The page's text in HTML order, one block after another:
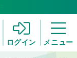
ログイン メニュー